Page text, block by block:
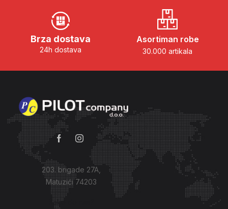
Brza dostava
24h dostava
Asortiman robe
30.000 artikala
203. brigade 27A,
Matuzići 74203
Kako do nas?